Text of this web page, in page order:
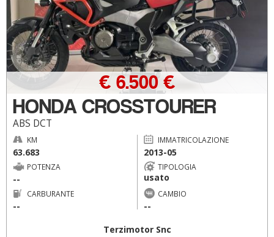
HONDA CROSSTOURER
ABS DCT
€ 6.500 €
KM
63.683
IMMATRICOLAZIONE
2013-05
POTENZA
--
TIPOLOGIA
usato
CARBURANTE
--
CAMBIO
--
Terzimotor Snc